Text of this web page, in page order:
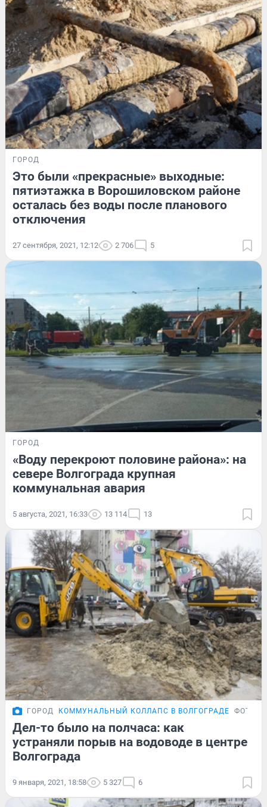
ГОРОД
Это были «прекрасные» выходные:
пятиэтажка в Ворошиловском районе
осталась без воды после планового
отключения
27 сентября, 2021, 12:12 2 706 5
ГОРОД
«Воду перекроют половине района»: на
севере Волгограда крупная
коммунальная авария
5 августа, 2021, 16:33 13 114 13
ГОРОД КОММУНАЛЬНЫЙ КОЛЛАПС В ВОЛГОГРАДЕ
Дел-то было на полчаса: как
устраняли порыв на водоводе в центре
Волгограда
9 января, 2021, 18:58 5 327 6